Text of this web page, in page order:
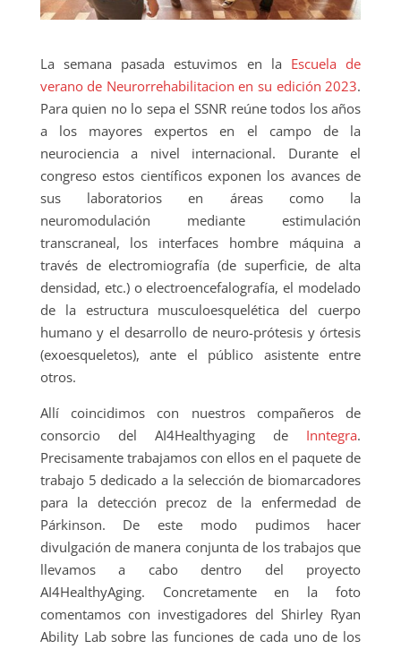
La semana pasada estuvimos en la Escuela de
verano de Neurorrehabilitacion en su edición 2023.
Para quien no lo sepa el SSNR reúne todos los años
a los mayores expertos en el campo de la
neurociencia a nivel internacional. Durante el
congreso estos científicos exponen los avances de
sus laboratorios en áreas como la
neuromodulación mediante estimulación
transcraneal, los interfaces hombre máquina a
través de electromiografía (de superficie, de alta
densidad, etc.) o electroencefalografía, el modelado
de la estructura musculoesquelética del cuerpo
humano y el desarrollo de neuro-prótesis y órtesis
(exoesqueletos), ante el público asistente entre
otros.
Allí coincidimos con nuestros compañeros de
consorcio del AI4Healthyaging de Inntegra.
Precisamente trabajamos con ellos en el paquete de
trabajo 5 dedicado a la selección de biomarcadores
para la detección precoz de la enfermedad de
Párkinson. De este modo pudimos hacer
divulgación de manera conjunta de los trabajos que
llevamos a cabo dentro del proyecto
AI4HealthyAging. Concretamente en la foto
comentamos con investigadores del Shirley Ryan
Ability Lab sobre las funciones de cada uno de los